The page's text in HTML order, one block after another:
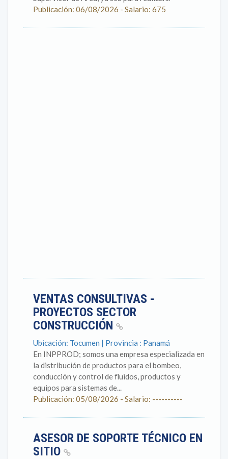
Publicación: 06/08/2026 - Salario: 675
VENTAS CONSULTIVAS -
PROYECTOS SECTOR
CONSTRUCCIÓN
Ubicación: Tocumen | Provincia : Panamá
En INPPROD; somos una empresa especializada en
la distribución de productos para el bombeo,
conducción y control de fluidos, productos y
equipos para sistemas de...
Publicación: 05/08/2026 - Salario: ----------
ASESOR DE SOPORTE TÉCNICO EN
SITIO